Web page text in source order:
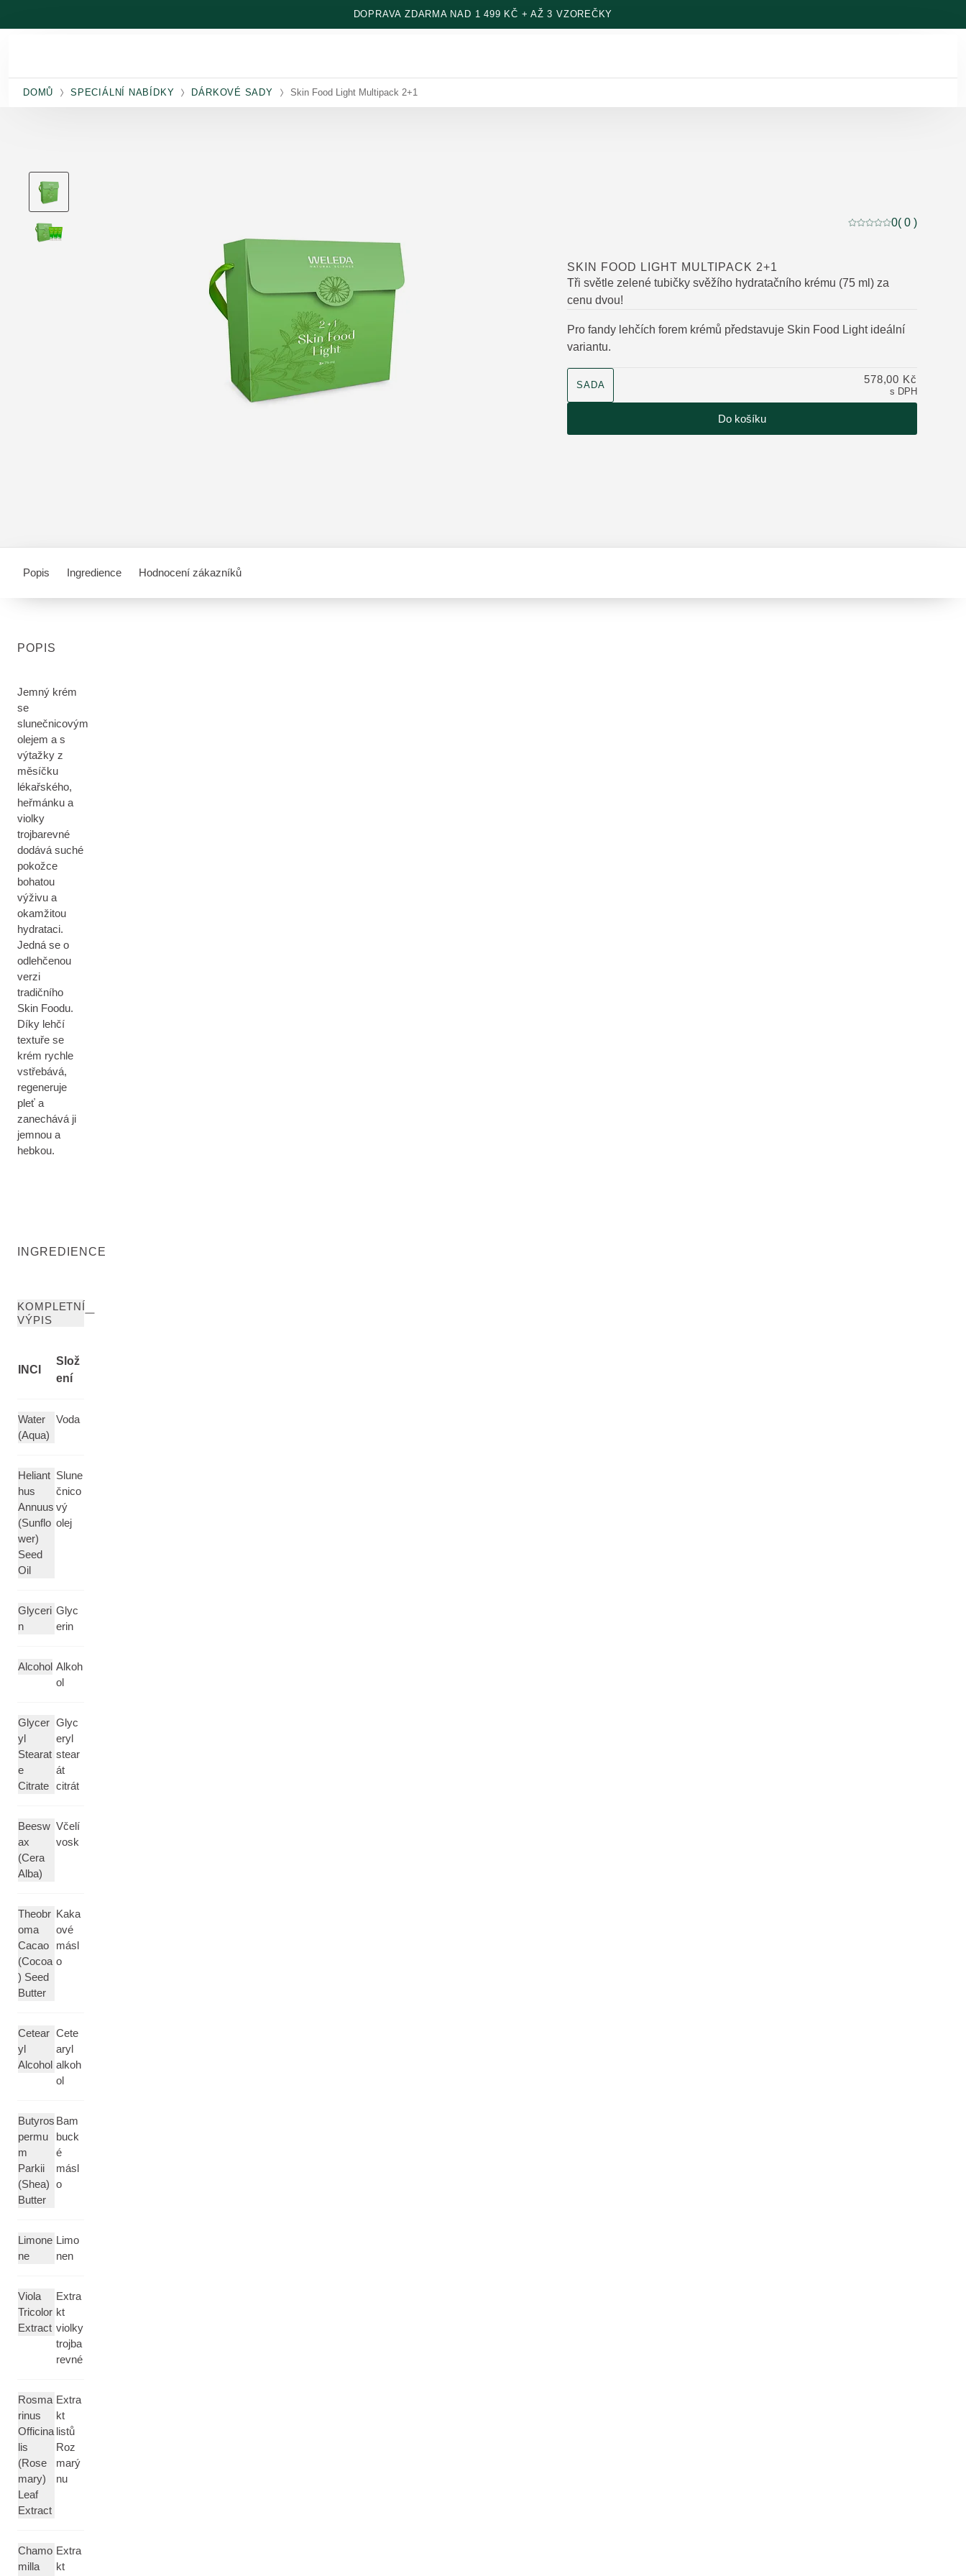
DOPRAVA ZDARMA NAD 1 499 KČ + AŽ 3 VZOREČKY
DOMŮ SPECIÁLNÍ NABÍDKY DÁRKOVÉ SADY Skin Food Light Multipack 2+1
Aktuální hodnocení: 0
0( 0 )
SKIN FOOD LIGHT MULTIPACK 2+1
Tři světle zelené tubičky svěžího hydratačního krému (75 ml) za
cenu dvou!
Pro fandy lehčích forem krémů představuje Skin Food Light ideální
variantu.
SADA
s DPH
578,00 Kč
Do košíku
Popis Ingredience Hodnocení zákazníků
POPIS
Jemný krém
se
slunečnicovým
olejem a s
výtažky z
měsíčku
lékařského,
heřmánku a
violky
trojbarevné
dodává suché
pokožce
bohatou
výživu a
okamžitou
hydrataci.
Jedná se o
odlehčenou
verzi
tradičního
Skin Foodu.
Díky lehčí
textuře se
krém rychle
vstřebává,
regeneruje
pleť a
zanechává ji
jemnou a
hebkou.
INGREDIENCE
KOMPLETNÍ
VÝPIS
INCI
Slož
ení
Water
(Aqua)
Voda
Heliant
hus
Annuus
(Sunflo
wer)
Seed
Oil
Slune
čnico
vý
olej
Glyceri
n
Glyc
erin
Alcohol Alkoh
ol
Glycer
yl
Stearat
e
Citrate
Glyc
eryl
stear
át
citrát
Beesw
ax
(Cera
Alba)
Včelí
vosk
Theobr
oma
Cacao
(Cocoa
) Seed
Butter
Kaka
ové
másl
o
Cetear
yl
Alcohol
Cete
aryl
alkoh
ol
Butyros
permu
m
Parkii
(Shea)
Butter
Bam
buck
é
másl
o
Limone
ne
Limo
nen
Viola
Tricolor
Extract
Extra
kt
violky
trojba
revné
Rosma
rinus
Officina
lis
(Rose
mary)
Leaf
Extract
Extra
kt
listů
Roz
marý
nu
Chamo
milla
Extra
kt